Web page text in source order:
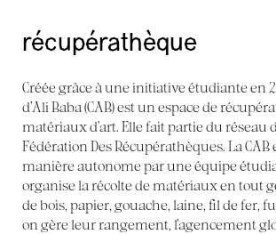
récupérathèque
Créée grâce à une initiative étudiante en
d’Ali Baba (CAB) est un espace de
matériaux d’art. Elle fait partie du réseau
Fédération Des Récupérathèques. La CAB
manière autonome par une équipe
organise la récolte de matériaux en tout
de bois, papier, gouache, laine, fil de fer,
on gère leur rangement, l’agencement